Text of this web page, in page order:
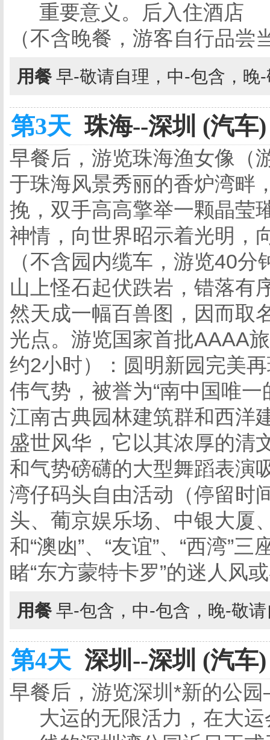
重要意义。后入住酒店
（不含晚餐，游客自行品尝
用餐 早-敬请自理，中-包含，晚
第3天 珠海--深圳 (汽车)
早餐后，游览珠海渔女像（
于珠海风景秀丽的香炉湾畔
挽，双手高高擎举一颗晶莹
神情，向世界昭示着光明，
（不含园内缆车，游览40分
山上怪石起伏跌岩，错落有
然天成一幅百兽图，因而取
光点。游览国家首批AAAA
约2小时）：圆明新园完美
伟气势，被誉为“南中国唯
江南古典园林建筑群和西洋
盛世风华，它以其浓厚的清
和气势磅礴的大型舞蹈表演
湾仔码头自由活动（停留时
头、 葡京娱乐场、中银大厦
和“澳凼”、“友谊”、“西湾”
睹“东方蒙特卡罗”的迷人风
用餐 早-包含，中-包含，晚-敬
第4天 深圳--深圳 (汽车)
早餐后，游览深圳*新的公
大运的无限活力，在大